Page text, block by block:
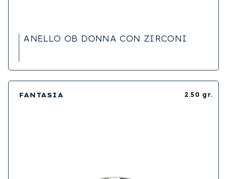
ANELLO OB DONNA CON ZIRCONI
2.50 gr.
FANTASIA